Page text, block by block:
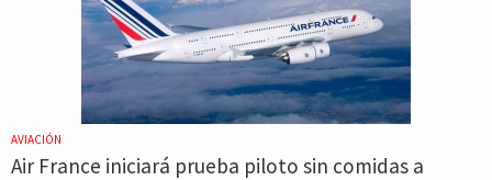
AVIACIÓN
Air France iniciará prueba piloto sin comidas a